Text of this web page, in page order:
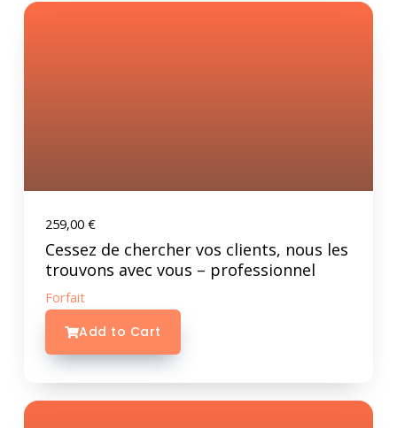
259,00 €
Cessez de chercher vos clients, nous les
trouvons avec vous – professionnel
Forfait
Add to Cart